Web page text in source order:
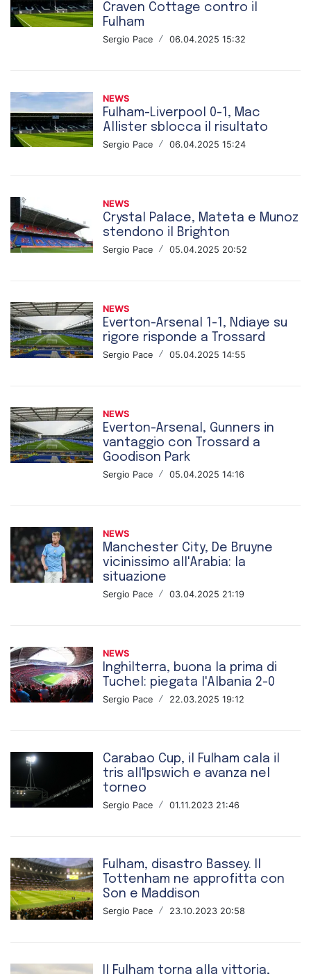
Craven Cottage contro il
Fulham
Sergio Pace / 06.04.2025 15:32
NEWS
Fulham-Liverpool 0-1, Mac
Allister sblocca il risultato
Sergio Pace / 06.04.2025 15:24
NEWS
Crystal Palace, Mateta e Munoz
stendono il Brighton
Sergio Pace / 05.04.2025 20:52
NEWS
Everton-Arsenal 1-1, Ndiaye su
rigore risponde a Trossard
Sergio Pace / 05.04.2025 14:55
NEWS
Everton-Arsenal, Gunners in
vantaggio con Trossard a
Goodison Park
Sergio Pace / 05.04.2025 14:16
NEWS
Manchester City, De Bruyne
vicinissimo all'Arabia: la
situazione
Sergio Pace / 03.04.2025 21:19
NEWS
Inghilterra, buona la prima di
Tuchel: piegata l'Albania 2-0
Sergio Pace / 22.03.2025 19:12
Carabao Cup, il Fulham cala il
tris all'Ipswich e avanza nel
torneo
Sergio Pace / 01.11.2023 21:46
Fulham, disastro Bassey. Il
Tottenham ne approfitta con
Son e Maddison
Sergio Pace / 23.10.2023 20:58
Il Fulham torna alla vittoria,